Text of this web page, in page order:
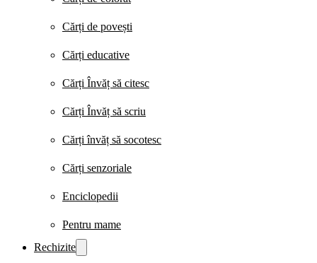
Cărți de povești
Cărți educative
Cărți Învăț să citesc
Cărți Învăț să scriu
Cărți învăț să socotesc
Cărți senzoriale
Enciclopedii
Pentru mame
Rechizite